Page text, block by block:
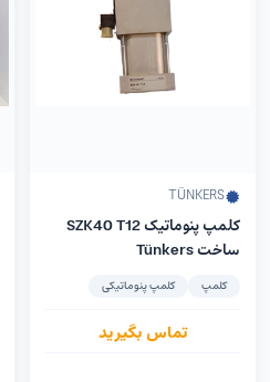
TÜNKERS
کلمپ پنوماتیک SZK40 T12
ساخت Tünkers
کلمپ کلمپ پنوماتیکی
تماس بگیرید